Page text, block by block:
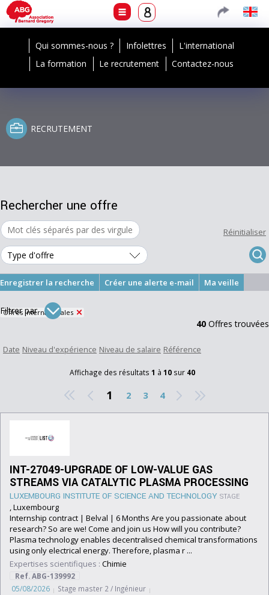
Qui sommes-nous ? Infolettres
L'international
La formation
Le recrutement Contactez-nous
RECRUTEMENT
Rechercher une offre
Réinitialiser
Ma veille
Filtrer par
Offres internationales
40 Offres trouvées
Date Niveau d'expérience Niveau de salaire Référence
Affichage des résultats1 à10 sur 40
1 2 3 4
INT-27049-UPGRADE OF LOW-VALUE GAS
STREAMS VIA CATALYTIC PLASMA PROCESSING
LUXEMBOURG INSTITUTE OF SCIENCE AND TECHNOLOGY STAGE
, Luxembourg
Internship contract | Belval | 6 Months Are you passionate about
research? So are we! Come and join us How will you contribute?
Plasma technology enables decentralised chemical transformations
using only electrical energy. Therefore, plasma r ...
Expertises scientifiques : Chimie
Ref. ABG-139992
05/08/2026
Stage master 2 / Ingénieur